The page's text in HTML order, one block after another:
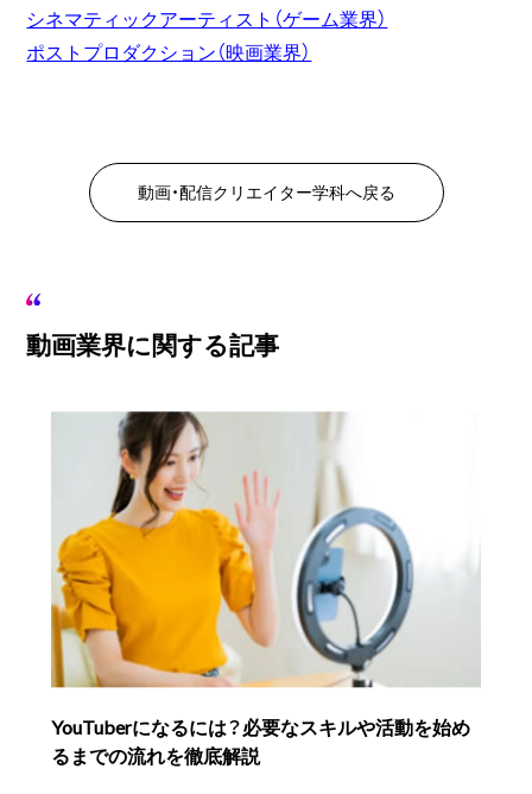
シネマティックアーティスト（ゲーム業界）
ポストプロダクション（映画業界）
動画・配信クリエイター学科へ戻る
動画業界に関する記事
YouTuberになるには？必要なスキルや活動を始め
るまでの流れを徹底解説